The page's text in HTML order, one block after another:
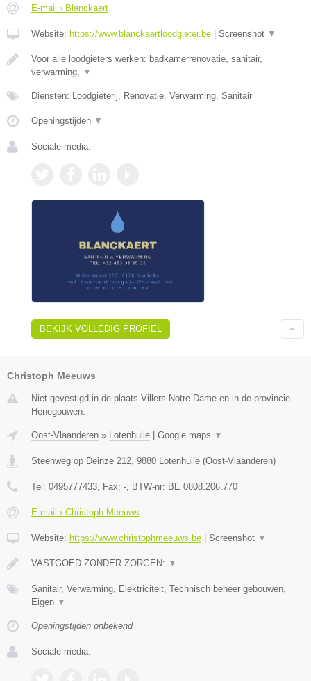
E-mail › Blanckaert
Website: https://www.blanckaertloodgieter.be Screenshot ▼
Voor alle loodgieters werken: badkamerrenovatie, sanitair,
verwarming,
▼
Diensten: Loodgieterij, Renovatie, Verwarming, Sanitair
Openingstijden ▼
Sociale media:
BEKIJK VOLLEDIG PROFIEL
Christoph Meeuws
Niet gevestigd in de plaats Villers Notre Dame en in de provincie
Henegouwen.
Oost-Vlaanderen » Lotenhulle | Google maps ▼
Steenweg op Deinze 212 9880 Lotenhulle (Oost-Vlaanderen)
Tel: 0495777433 , Fax: - , BTW-nr: BE 0808.206.770
E-mail › Christoph Meeuws
Website: https://www.christophmeeuws.be | Screenshot ▼
VASTGOED ZONDER ZORGEN: ▼
Sanitair, Verwarming, Elektriciteit, Technisch beheer gebouwen,
Eigen ▼
Openingstijden onbekend
Sociale media: